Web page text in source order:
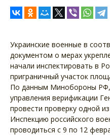
Украинские военные в
документом о мерах
начали инспектировать в
приграничный участок
По данным Минобороны РФ,
управления верификации
провести проверку одной
Инспекцию российского
проводиться с 9 по 12